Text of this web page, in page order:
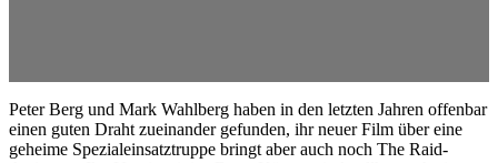
Peter Berg und Mark Wahlberg haben in den letzten Jahren offenbar
einen guten Draht zueinander gefunden, ihr neuer Film über eine
geheime Spezialeinsatztruppe bringt aber auch noch The Raid-